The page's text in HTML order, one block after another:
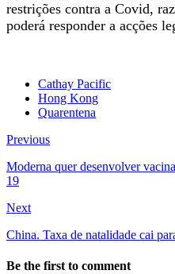
restrições contra a Covid,
poderá responder a acções
Cathay Pacific
Hong Kong
Quarentena
Previous
Moderna quer desenvolver
19
Next
China. Taxa de natalidade cai
Be the first to comment